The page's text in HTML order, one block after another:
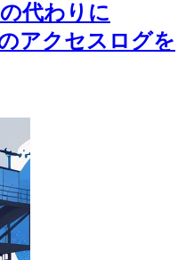
代わりに
アクセスログを